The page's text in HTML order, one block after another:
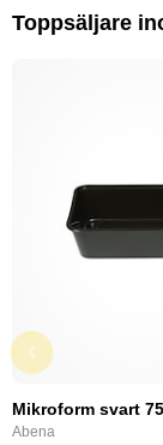
Toppsäljare
Mikroform svart
Abena